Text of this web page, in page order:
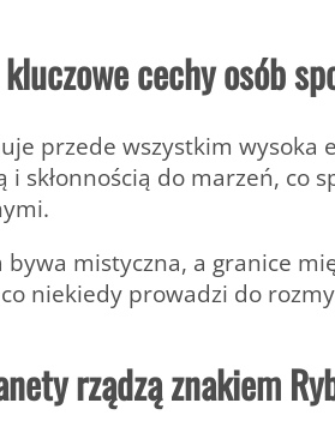
cechy osób
przede wszystkim wysoka
i skłonnością do marzeń, co
bywa mistyczna, a granice
niekiedy prowadzi do
rządzą znakiem